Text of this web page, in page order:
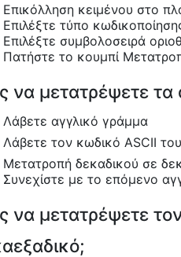
Επικόλληση κειμένου στο
Επιλέξτε τύπο
Επιλέξτε συμβολοσειρά
Πατήστε το κουμπί
να μετατρέψετε τα
Λάβετε αγγλικό γράμμα
Λάβετε τον κωδικό ASCII
Μετατροπή δεκαδικού σε
Συνεχίστε με το επόμενο
να μετατρέψετε